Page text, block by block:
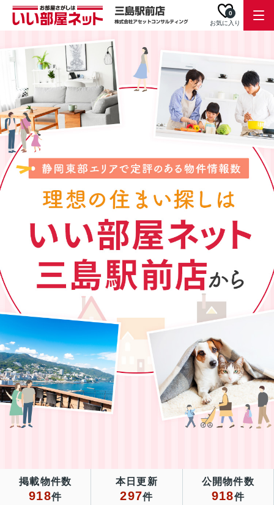
お気に入り
0
掲載物件数
918件
本日更新
297件
公開物件数
918件